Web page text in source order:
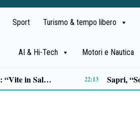
Sport Turismo & tempo libero
AI & Hi-Tech Motori e Nautica
Incidente sulla litoranea di Pontecagnano, due feriti trasportati al Ruggi